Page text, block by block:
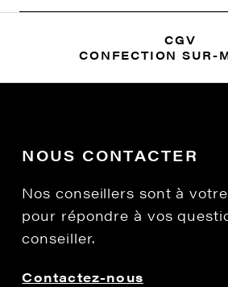
CGV
CONFECTION SUR-
NOUS CONTACTER
Nos conseillers sont à
pour répondre à vos
conseiller.
Contactez-nous